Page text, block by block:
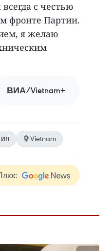
с честью
фронте Партии.
я желаю
ВИА/Vietnam+
Vietnam